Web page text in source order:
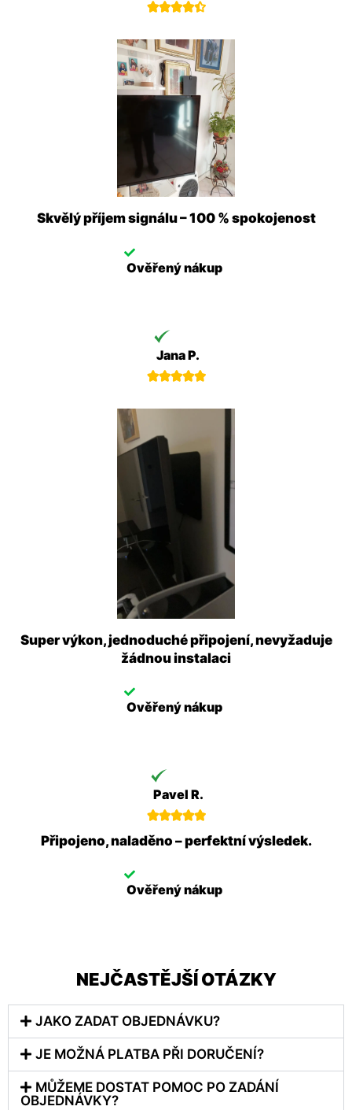

Skvělý příjem signálu – 100 % spokojenost
Ověřený nákup
Jana P.

Super výkon, jednoduché připojení, nevyžaduje
žádnou instalaci
Ověřený nákup
Pavel R.

Připojeno, naladěno – perfektní výsledek.
Ověřený nákup
NEJČASTĚJŠÍ OTÁZKY
JAKO ZADAT OBJEDNÁVKU?
JE MOŽNÁ PLATBA PŘI DORUČENÍ?
MŮŽEME DOSTAT POMOC PO ZADÁNÍ
OBJEDNÁVKY?